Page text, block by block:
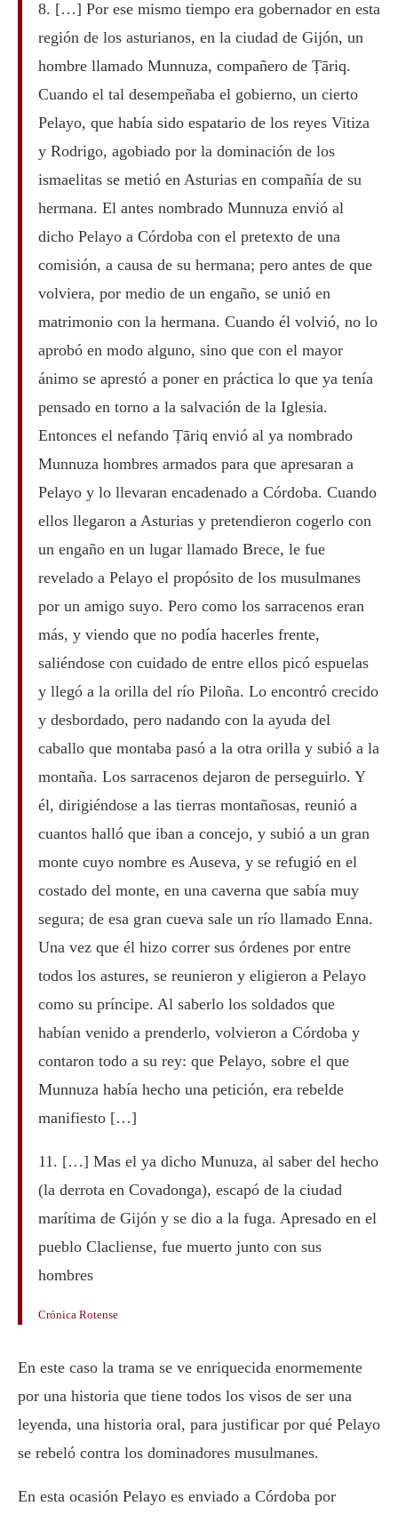
8. […] Por ese mismo tiempo era gobernador en esta
región de los asturianos, en la ciudad de Gijón, un
hombre llamado Munnuza, compañero de Ṭāriq.
Cuando el tal desempeñaba el gobierno, un cierto
Pelayo, que había sido espatario de los reyes Vitiza
y Rodrigo, agobiado por la dominación de los
ismaelitas se metió en Asturias en compañía de su
hermana. El antes nombrado Munnuza envió al
dicho Pelayo a Córdoba con el pretexto de una
comisión, a causa de su hermana; pero antes de que
volviera, por medio de un engaño, se unió en
matrimonio con la hermana. Cuando él volvió, no lo
aprobó en modo alguno, sino que con el mayor
ánimo se aprestó a poner en práctica lo que ya tenía
pensado en torno a la salvación de la Iglesia.
Entonces el nefando Ṭāriq envió al ya nombrado
Munnuza hombres armados para que apresaran a
Pelayo y lo llevaran encadenado a Córdoba. Cuando
ellos llegaron a Asturias y pretendieron cogerlo con
un engaño en un lugar llamado Brece, le fue
revelado a Pelayo el propósito de los musulmanes
por un amigo suyo. Pero como los sarracenos eran
más, y viendo que no podía hacerles frente,
saliéndose con cuidado de entre ellos picó espuelas
y llegó a la orilla del río Piloña. Lo encontró crecido
y desbordado, pero nadando con la ayuda del
caballo que montaba pasó a la otra orilla y subió a la
montaña. Los sarracenos dejaron de perseguirlo. Y
él, dirigiéndose a las tierras montañosas, reunió a
cuantos halló que iban a concejo, y subió a un gran
monte cuyo nombre es Auseva, y se refugió en el
costado del monte, en una caverna que sabía muy
segura; de esa gran cueva sale un río llamado Enna.
Una vez que él hizo correr sus órdenes por entre
todos los astures, se reunieron y eligieron a Pelayo
como su príncipe. Al saberlo los soldados que
habían venido a prenderlo, volvieron a Córdoba y
contaron todo a su rey: que Pelayo, sobre el que
Munnuza había hecho una petición, era rebelde
manifiesto […]
11. […] Mas el ya dicho Munuza, al saber del hecho
(la derrota en Covadonga), escapó de la ciudad
marítima de Gijón y se dio a la fuga. Apresado en el
pueblo Clacliense, fue muerto junto con sus
hombres
Crónica Rotense
En este caso la trama se ve enriquecida enormemente
por una historia que tiene todos los visos de ser una
leyenda, una historia oral, para justificar por qué Pelayo
se rebeló contra los dominadores musulmanes.
En esta ocasión Pelayo es enviado a Córdoba por